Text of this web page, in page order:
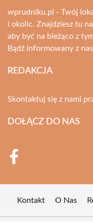
wprudniku.pl - Twój
i okolic. Znajdziesz tu
aby być na bieżąco z
Bądź informowany z
REDAKCJA
Skontaktuj się z nami
DOŁĄCZ DO NAS
Kontakt O Nas